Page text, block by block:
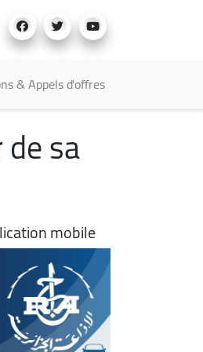
& Appels d'offres
sa
mobile